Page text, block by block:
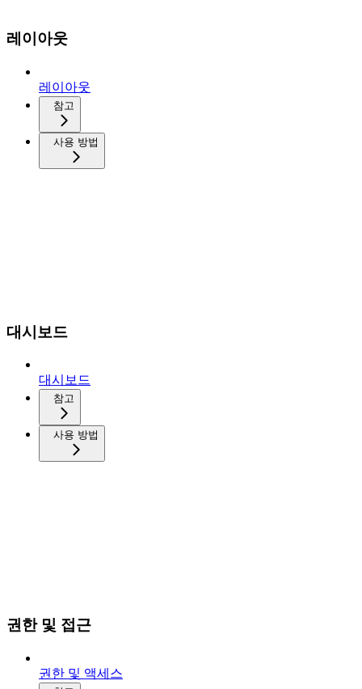
레이아웃
레이아웃
참고
사용 방법
대시보드
대시보드
참고
사용 방법
권한 및 접근
권한 및 액세스